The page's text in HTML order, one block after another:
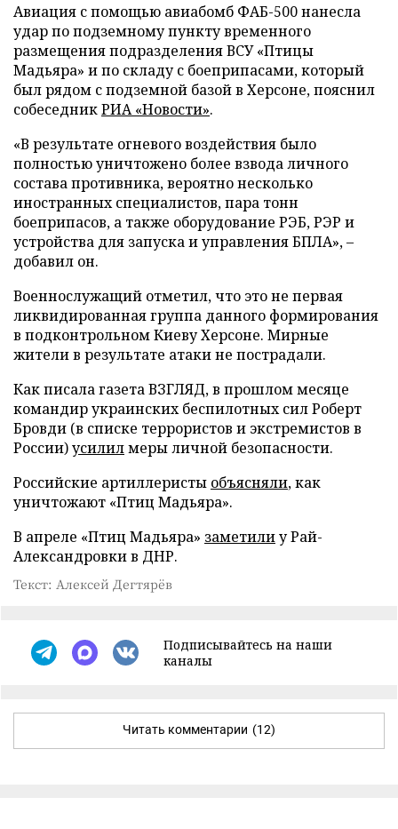
Авиация с помощью авиабомб ФАБ-500 нанесла
удар по подземному пункту временного
размещения подразделения ВСУ «Птицы
Мадьяра» и по складу с боеприпасами, который
был рядом с подземной базой в Херсоне, пояснил
собеседникРИА «Новости».
«В результате огневого воздействия было
полностью уничтожено более взвода личного
состава противника, вероятно несколько
иностранных специалистов, пара тонн
боеприпасов, а также оборудование РЭБ, РЭР и
устройства для запуска и управления БПЛА», –
добавил он.
Военнослужащий отметил, что это не первая
ликвидированная группа данного формирования
в подконтрольном Киеву Херсоне. Мирные
жители в результате атаки не пострадали.
Как писала газета ВЗГЛЯД, в прошлом месяце
командир украинских беспилотных сил Роберт
Бровди (в списке террористов и экстремистов в
России)усилилмеры личной безопасности.
Российские артиллеристы объясняли, как
уничтожают «Птиц Мадьяра».
В апреле «Птиц Мадьяра» заметилиу Рай-
Александровки в ДНР.
Текст: Алексей Дегтярёв
Подписывайтесь на наши
каналы
Читать комментарии (12)